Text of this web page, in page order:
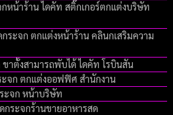
หน้าร้าน ไดคัท สติ๊กเกอร์ตกแต่งบริษัท
ระจก ตกแต่งหน้าร้าน คลินกเสริมความ
าตั้งสามารถพับได้ ไดคัท โรบินสัน
ะจก ตกแต่งออฟฟิศ สำนักงาน
ะจก หน้าบริษัท
กระจกร้านขายอาหารสด